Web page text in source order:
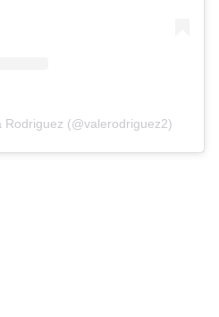
Rodriguez (@valerodriguez2)